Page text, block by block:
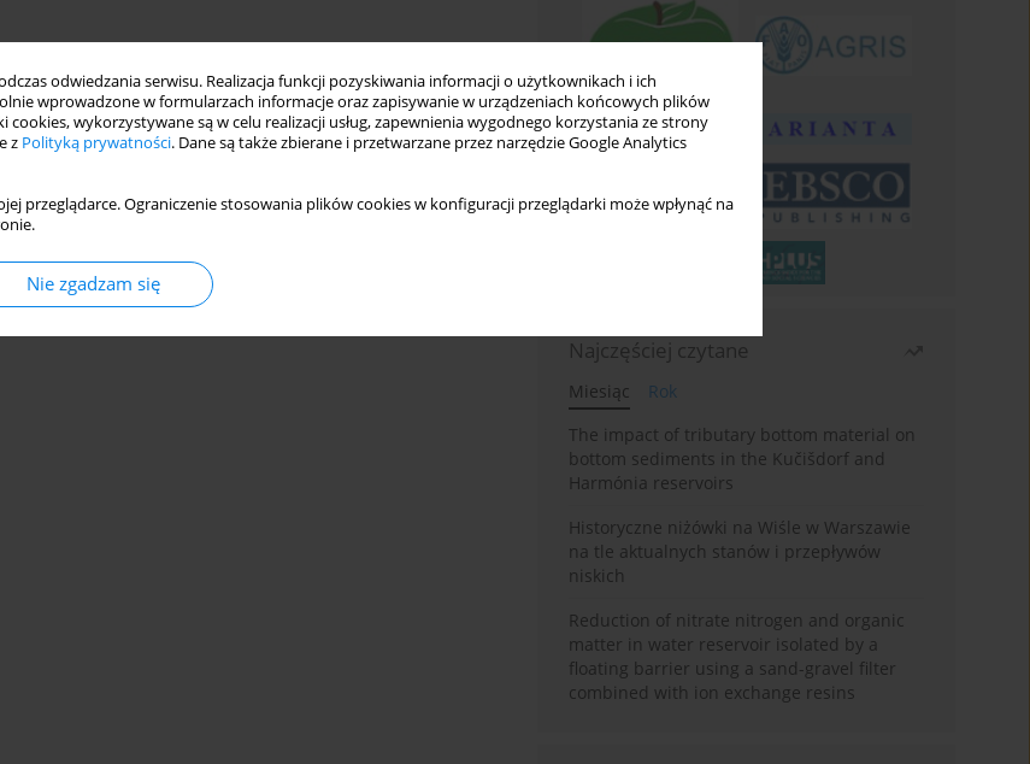
odwiedzania serwisu. Realizacja funkcji pozyskiwania informacji o użytkownikach i ich
wprowadzone w formularzach informacje oraz zapisywanie w urządzeniach końcowych plików
cookies, wykorzystywane są w celu realizacji usług, zapewnienia wygodnego korzystania ze strony
z Polityką prywatności. Dane są także zbierane i przetwarzane przez narzędzie Google Analytics
przeglądarce. Ograniczenie stosowania plików cookies w konfiguracji przeglądarki może wpłynąć na
Nie zgadzam się
Najczęściej czytane
Miesiąc
Rok
The impact of tributary bottom material on
bottom sediments in the Kučišdorf and
Harmónia reservoirs
Historyczne niżówki na Wiśle w Warszawie
na tle aktualnych stanów i przepływów
niskich
Reduction of nitrate nitrogen and organic
matter in water reservoir isolated by a
floating barrier using a sand-gravel filter
combined with ion exchange resins